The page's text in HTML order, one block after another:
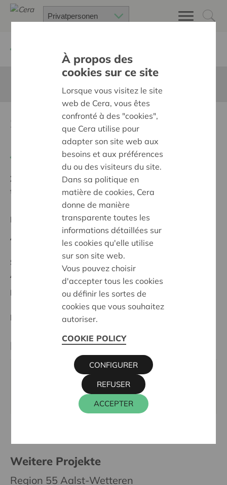
Diese Seite ist nicht ins Deutsche übersetzt
Spelen,leren,bouwen ...
BUITEN
Ziel:
Des quartiers chaleureux et bienveillants pour
tous
Regionales Projekt
Anfangsdatum:
02/10/2025
Stand :
Aalst-Wetteren
Datum:
02/10/2025
Entscheidung:Approved
Kontaktperson
ALAIN BAECK
016 27 96 03
alain.baeck@cera.coop
Weitere Projekte
Region 55 Aalst-Wetteren
À propos des
cookies sur ce site
Lorsque vous visitez le site
web de Cera, vous êtes
confronté à des "cookies",
que Cera utilise pour
adapter son site web aux
besoins et aux préférences
du ou des visiteurs du site.
Dans sa politique en
matière de cookies, Cera
donne de manière
transparente toutes les
informations détaillées sur
les cookies qu'elle utilise
sur son site web.
Vous pouvez choisir
d'accepter tous les cookies
ou définir les sortes de
cookies que vous souhaitez
autoriser.
COOKIE POLICY
ACCEPTER
REFUSER
CONFIGURER